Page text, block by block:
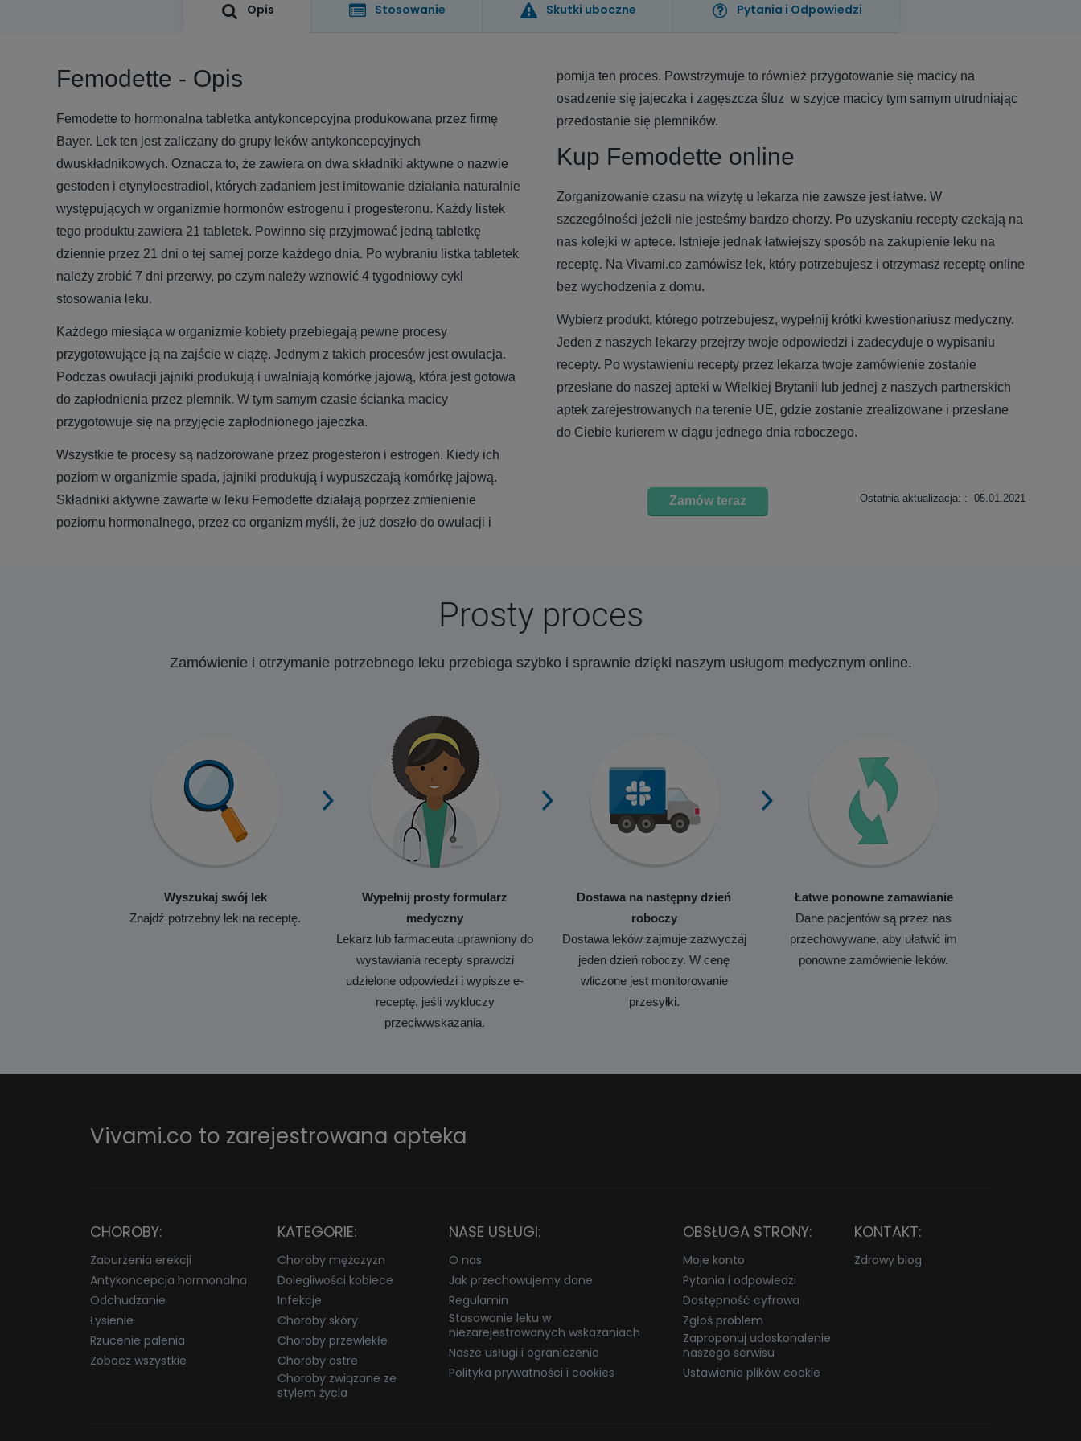
Opis Stosowanie Skutki uboczne Pytania i Odpowiedzi
Femodette - Opis
Femodette to hormonalna tabletka antykoncepcyjna produkowana przez firmę
Bayer. Lek ten jest zaliczany do grupy leków antykoncepcyjnych
dwuskładnikowych. Oznacza to, że zawiera on dwa składniki aktywne o nazwie
gestoden i etynyloestradiol, których zadaniem jest imitowanie działania naturalnie
występujących w organizmie hormonów estrogenu i progesteronu. Każdy listek
tego produktu zawiera 21 tabletek. Powinno się przyjmować jedną tabletkę
dziennie przez 21 dni o tej samej porze każdego dnia. Po wybraniu listka tabletek
należy zrobić 7 dni przerwy, po czym należy wznowić 4 tygodniowy cykl
stosowania leku.
Każdego miesiąca w organizmie kobiety przebiegają pewne procesy
przygotowujące ją na zajście w ciążę. Jednym z takich procesów jest owulacja.
Podczas owulacji jajniki produkują i uwalniają komórkę jajową, która jest gotowa
do zapłodnienia przez plemnik. W tym samym czasie ścianka macicy
przygotowuje się na przyjęcie zapłodnionego jajeczka.
Wszystkie te procesy są nadzorowane przez progesteron i estrogen. Kiedy ich
poziom w organizmie spada, jajniki produkują i wypuszczają komórkę jajową.
Składniki aktywne zawarte w leku Femodette działają poprzez zmienienie
poziomu hormonalnego, przez co organizm myśli, że już doszło do owulacji i
pomija ten proces. Powstrzymuje to również przygotowanie się macicy na
osadzenie się jajeczka i zagęszcza śluz w szyjce macicy tym samym utrudniając
przedostanie się plemników.
Kup Femodette online
Zorganizowanie czasu na wizytę u lekarza nie zawsze jest łatwe. W
szczególności jeżeli nie jesteśmy bardzo chorzy. Po uzyskaniu recepty czekają na
nas kolejki w aptece. Istnieje jednak łatwiejszy sposób na zakupienie leku na
receptę. Na Vivami.co zamówisz lek, który potrzebujesz i otrzymasz receptę online
bez wychodzenia z domu.
Wybierz produkt, którego potrzebujesz, wypełnij krótki kwestionariusz medyczny.
Jeden z naszych lekarzy przejrzy twoje odpowiedzi i zadecyduje o wypisaniu
recepty. Po wystawieniu recepty przez lekarza twoje zamówienie zostanie
przesłane do naszej apteki w Wielkiej Brytanii lub jednej z naszych partnerskich
aptek zarejestrowanych na terenie UE, gdzie zostanie zrealizowane i przesłane
do Ciebie kurierem w ciągu jednego dnia roboczego.
Zamów teraz Ostatnia aktualizacja: : 05.01.2021
Prosty proces
Zamówienie i otrzymanie potrzebnego leku przebiega szybko i sprawnie dzięki naszym usługom medycznym online.
Wyszukaj swój lek
Znajdź potrzebny lek na receptę.
Wypełnij prosty formularz
medyczny
Lekarz lub farmaceuta uprawniony do
wystawiania recepty sprawdzi
udzielone odpowiedzi i wypisze e-
receptę, jeśli wykluczy
przeciwwskazania.
Dostawa na następny dzień
roboczy
Dostawa leków zajmuje zazwyczaj
jeden dzień roboczy. W cenę
wliczone jest monitorowanie
przesyłki.
Łatwe ponowne zamawianie
Dane pacjentów są przez nas
przechowywane, aby ułatwić im
ponowne zamówienie leków.
Vivami.co to zarejestrowana apteka
CHOROBY:
Zaburzenia erekcji
Antykoncepcja hormonalna
Odchudzanie
Łysienie
Rzucenie palenia
Zobacz wszystkie
KATEGORIE:
Choroby mężczyzn
Dolegliwości kobiece
Infekcje
Choroby skóry
Choroby przewlekłe
Choroby ostre
Choroby związane ze
stylem życia
NASE USŁUGI:
O nas
Jak przechowujemy dane
Regulamin
Stosowanie leku w
niezarejestrowanych wskazaniach
Nasze usługi i ograniczenia
Polityka prywatności i cookies
OBSŁUGA STRONY:
Moje konto
Pytania i odpowiedzi
Dostępność cyfrowa
Zgłoś problem
Zaproponuj udoskonalenie
naszego serwisu
Ustawienia plików cookie
KONTAKT:
Zdrowy blog